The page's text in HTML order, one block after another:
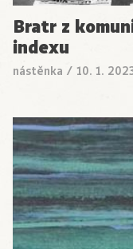
Bratr z
indexu
nástěnka / 10. 1.